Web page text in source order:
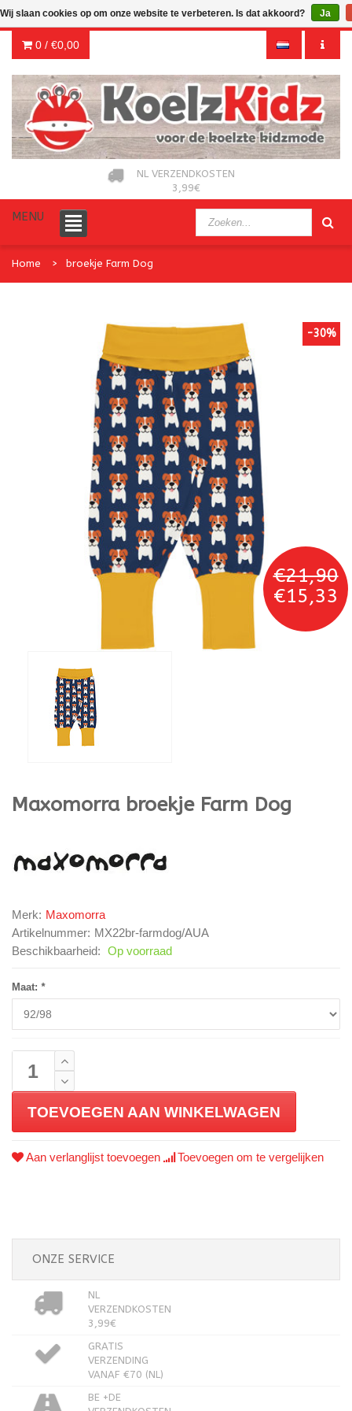
0 / €0,00
NL VERZENDKOSTEN
3,99€
MENU
Home broekje Farm Dog
-30%
€21,90
€15,33
Maxomorra broekje Farm Dog
Merk: Maxomorra
Artikelnummer: MX22br-farmdog/AUA
Beschikbaarheid: Op voorraad
Maat: *
TOEVOEGEN AAN WINKELWAGEN
Aan verlanglijst toevoegen Toevoegen om te vergelijken
ONZE SERVICE
NL
VERZENDKOSTEN
3,99€
GRATIS
VERZENDING
VANAF €70 (NL)
BE +DE
Wij slaan cookies op om onze website te verbeteren. Is dat akkoord? Ja